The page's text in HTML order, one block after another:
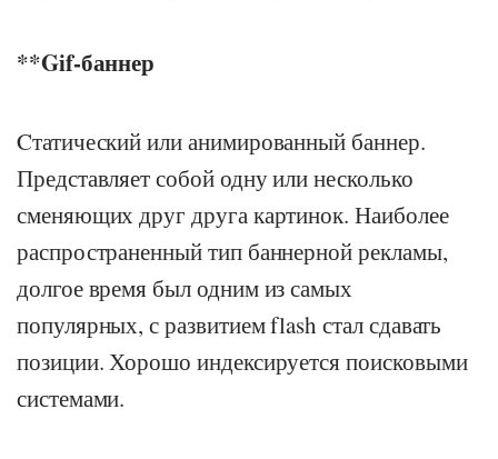
**Gif-баннер
Cтатический или анимированный баннер.
Представляет собой одну или несколько
сменяющих друг друга картинок. Наиболее
распространенный тип баннерной рекламы,
долгое время был одним из самых
популярных, с развитием flash стал сдавать
позиции. Хорошо индексируется поисковыми
системами.